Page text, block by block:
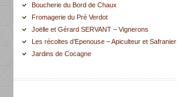
Boucherie du Bord de Chaux
Fromagerie du Pré Verdot
Joëlle et Gérard SERVANT – Vignerons
Les récoltes d’Epenouse – Apiculteur et Safranier
Jardins de Cocagne